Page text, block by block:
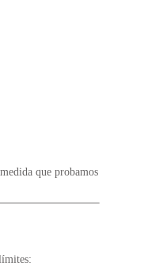
que probamos